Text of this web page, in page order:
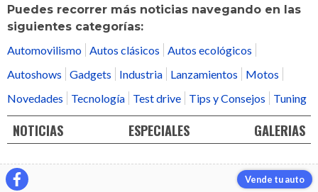
Puedes recorrer más noticias navegando en las
siguientes categorías:
Automovilismo Autos clásicos
Autos ecológicos
Autoshows
Gadgets Industria Lanzamientos
Motos
Novedades
Tecnología Test drive Tips y Consejos Tuning
NOTICIAS ESPECIALES GALERIAS
Vende tu auto